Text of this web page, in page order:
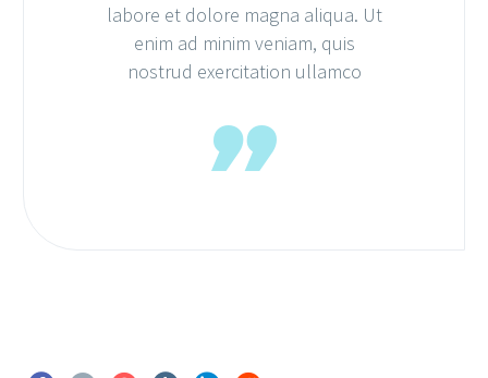
labore et dolore magna aliqua. Ut
enim ad minim veniam, quis
nostrud exercitation ullamco